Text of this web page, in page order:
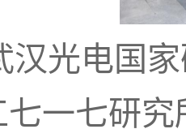
汉光电国
七一七研